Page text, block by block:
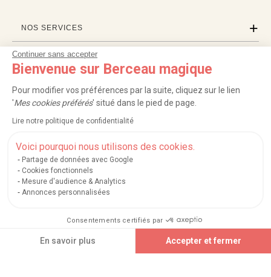
Continuer sans accepter
Bienvenue sur Berceau magique
Pour modifier vos préférences par la suite, cliquez sur le lien
'Mes cookies préférés' situé dans le pied de page.
Lire notre politique de confidentialité
Voici pourquoi nous utilisons des cookies.
Partage de données avec Google
Cookies fonctionnels
Mesure d'audience & Analytics
Annonces personnalisées
Consentements certifiés par
En savoir plus Accepter et fermer
NOS SERVICES
INFORMATIONS
PROFESSIONNELS
Carte cadeau |Retour 100 jours|Moyens de paiement
Service après-vente| FAQ|Rappels de produits
Nos moyens de paiement sécurisés